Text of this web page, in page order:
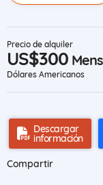
Precio de alquiler
US$300
Dólares Americanos
Descargar
información
Compartir